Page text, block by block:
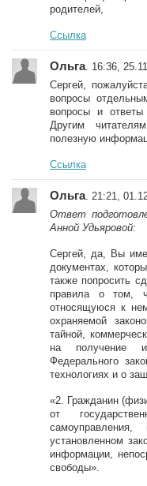
родителей,
Ссылка
Ольга. 16:36,
Сергей,
вопросы
вопросы и
Другим
полезную
Ссылка
Ольга. 21:21,
Ответ
Анной Удьяровой:
Сергей, да, Вы
документах,
также попросить
правила о том,
относящуюся к
охраняемой
тайной,
на получение
Федерального
технологиях и о
«2. Гражданин
от
установленном
информации,
свободы».